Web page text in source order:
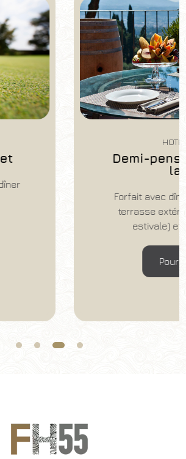
Demi-pension avec dîner sur
Forfait avec dîner et table garantie sur la
terrasse extérieure (pendant la période
estivale) et petit déjeuner inclus.